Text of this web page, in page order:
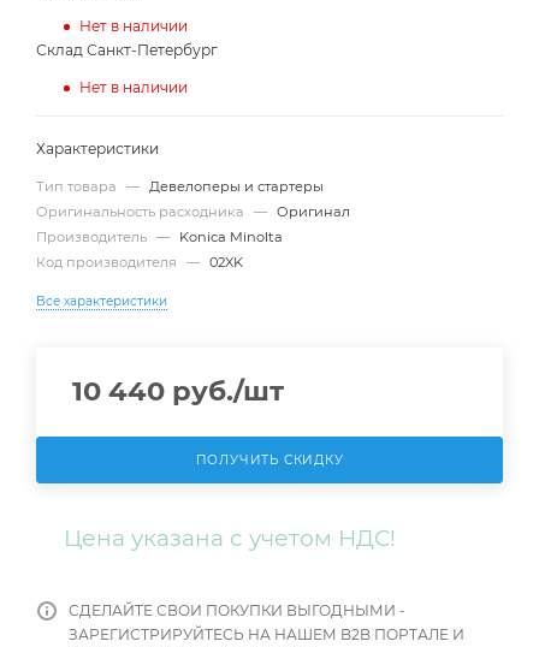
Нет в наличии
Склад Санкт-Петербург
Нет в наличии
Характеристики
Тип товара — Девелоперы и стартеры
Оригинальность расходника
— Оригинал
Производитель —
Konica Minolta
Код производителя
— 02XK
Все характеристики
10 440 руб./шт
ПОЛУЧИТЬ СКИДКУ
Цена указана с учетом НДС!
СДЕЛАЙТЕ СВОИ ПОКУПКИ ВЫГОДНЫМИ -
ЗАРЕГИСТРИРУЙТЕСЬ НА НАШЕМ B2B ПОРТАЛЕ И